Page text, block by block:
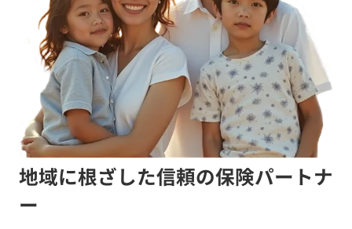
地域に根ざした信頼の保険パートナ
ー